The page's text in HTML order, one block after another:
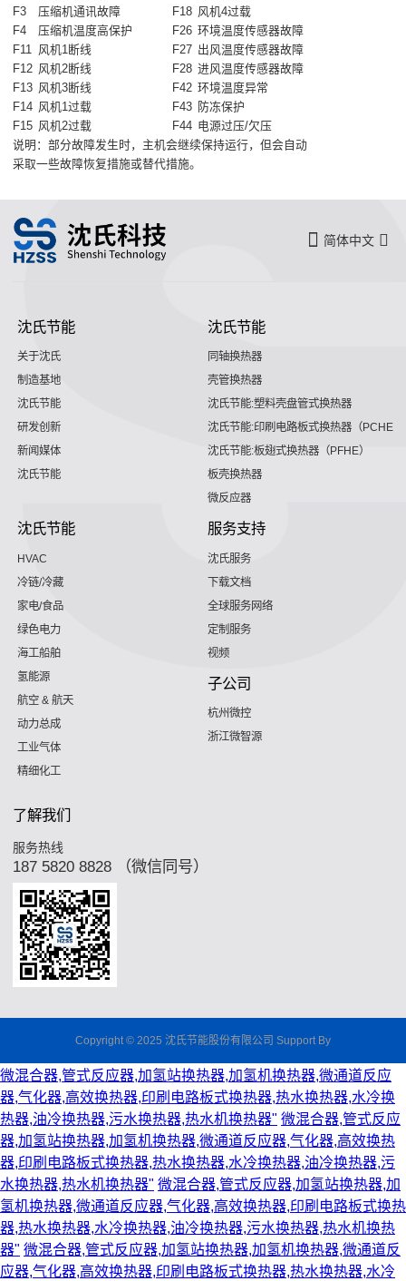
F3
压缩机通讯故障 F18 风机4过载
F4
压缩机温度高保护 F26 环境温度传感器故障
F11
风机1断线 F27 出风温度传感器故障
F12 风机2断线 F28 进风温度传感器故障
F13 风机3断线 F42 环境温度异常
F14 风机1过载 F43 防冻保护
F15 风机2过载 F44 电源过压/欠压
说明：部分故障发生时，主机会继续保持运行，但会自动
采取一些故障恢复措施或替代措施。
简体中文
沈氏节能
关于沈氏
制造基地
沈氏节能
研发创新
新闻媒体
沈氏节能
沈氏节能
同轴换热器
壳管换热器
沈氏节能:塑料壳盘管式换热器
沈氏节能:印刷电路板式换热器（PCHE）
沈氏节能:板翅式换热器（PFHE）
板壳换热器
微反应器
沈氏节能
HVAC
冷链/冷藏
家电/食品
绿色电力
海工船舶
氢能源
航空 & 航天
动力总成
工业气体
精细化工
服务支持
沈氏服务
下载文档
全球服务网络
定制服务
视频
子公司
杭州微控
浙江微智源
了解我们
服务热线
187 5820 8828 （微信同号）
Copyright © 2025 沈氏节能股份有限公司 Support By
微混合器,管式反应器,加氢站换热器,加氢机换热器,微通道反应
器,气化器,高效换热器,印刷电路板式换热器,热水换热器,水冷换
热器,油冷换热器,污水换热器,热水机换热器" 微混合器,管式反应
器,加氢站换热器,加氢机换热器,微通道反应器,气化器,高效换热
器,印刷电路板式换热器,热水换热器,水冷换热器,油冷换热器,污
水换热器,热水机换热器" 微混合器,管式反应器,加氢站换热器,加
氢机换热器,微通道反应器,气化器,高效换热器,印刷电路板式换热
器,热水换热器,水冷换热器,油冷换热器,污水换热器,热水机换热
器" 微混合器,管式反应器,加氢站换热器,加氢机换热器,微通道反
应器,气化器,高效换热器,印刷电路板式换热器,热水换热器,水冷